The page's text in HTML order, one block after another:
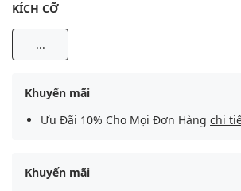
KÍCH CỠ
...
Khuyến mãi
Ưu Đãi 10% Cho Mọi Đơn Hàng chi
Khuyến mãi